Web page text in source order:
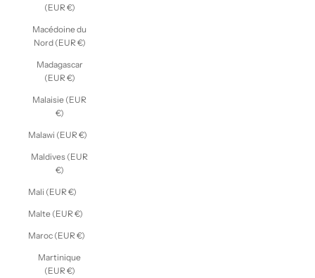
(EUR €)
Macédoine du
Nord (EUR €)
Madagascar
(EUR €)
Malaisie (EUR
€)
Malawi (EUR €)
Maldives (EUR
€)
Mali (EUR €)
Malte (EUR €)
Maroc (EUR €)
Martinique
(EUR €)